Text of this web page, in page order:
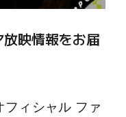
映情報をお届
ィシャル ファ